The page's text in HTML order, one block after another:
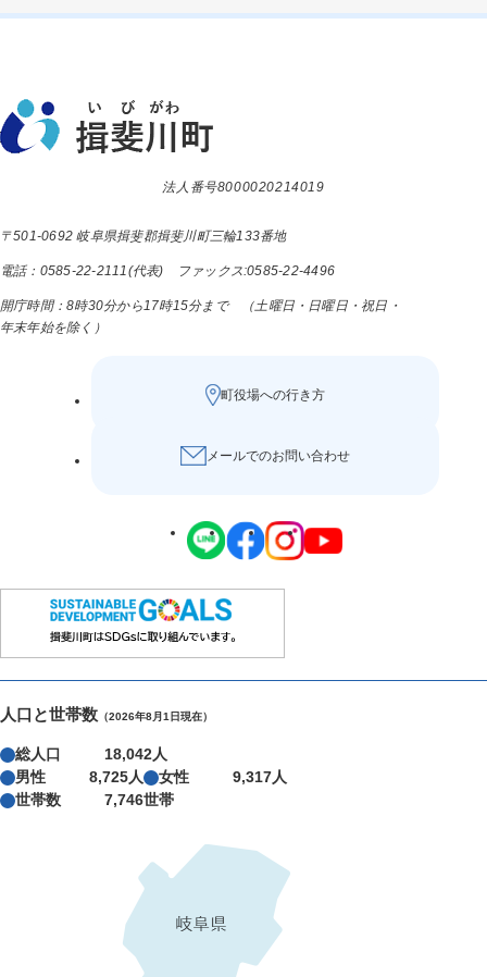
法人番号8000020214019
〒501-0692 岐阜県揖斐郡揖斐川町三輪133番地
電話：0585-22-2111(代表) ファックス:0585-22-4496
開庁時間：8時30分から17時15分まで （土曜日・日曜日・祝日・
年末年始を除く）
町役場への行き方
メールでのお問い合わせ
人口と世帯数 （2026年8月1日現在）
総人口
18,042人
男性
8,725人 女性
9,317人
世帯数
7,746世帯